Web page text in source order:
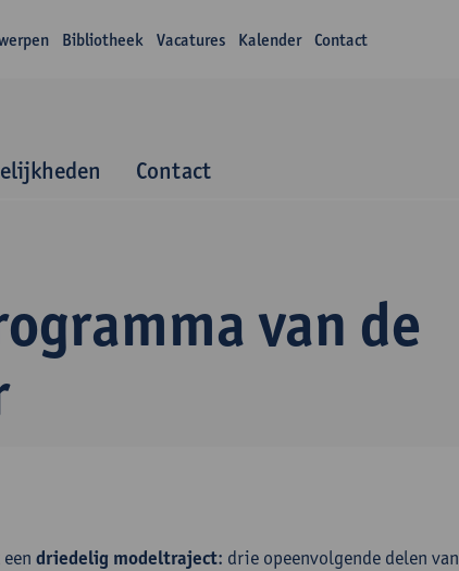
Bibliotheek Vacatures Kalender Contact
Contact
van de
driedelig modeltraject: drie opeenvolgende delen van